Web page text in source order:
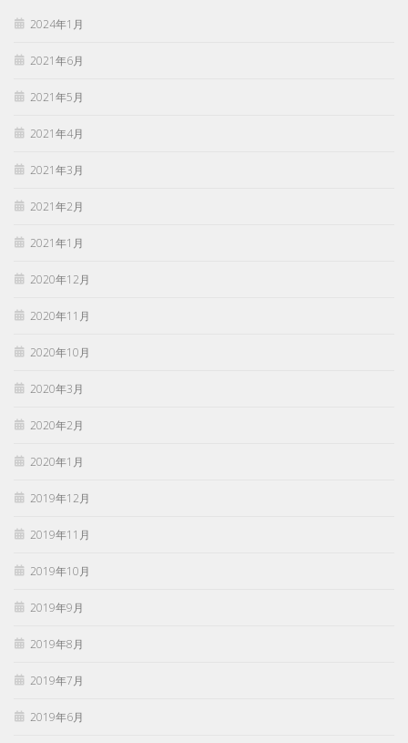
2024年1月
2021年6月
2021年5月
2021年4月
2021年3月
2021年2月
2021年1月
2020年12月
2020年11月
2020年10月
2020年3月
2020年2月
2020年1月
2019年12月
2019年11月
2019年10月
2019年9月
2019年8月
2019年7月
2019年6月